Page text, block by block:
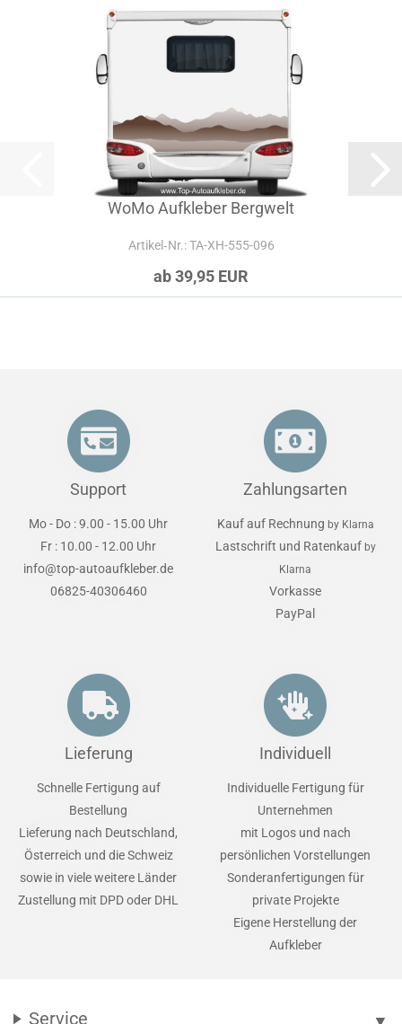
WoMo Aufkleber Bergwelt
Artikel‑Nr.: TA-XH-555-096
ab 39,95 EUR
Support
Mo - Do : 9.00 - 15.00 Uhr
Fr : 10.00 - 12.00 Uhr
info@top-autoaufkleber.de
06825-40306460
Zahlungsarten
Kauf auf Rechnung by Klarna
Lastschrift und Ratenkauf by
Klarna
Vorkasse
PayPal
Lieferung
Schnelle Fertigung auf
Bestellung
Lieferung nach Deutschland,
Österreich und die Schweiz
sowie in viele weitere Länder
Zustellung mit DPD oder DHL
Individuell
Individuelle Fertigung für
Unternehmen
mit Logos und nach
persönlichen Vorstellungen
Sonderanfertigungen für
private Projekte
Eigene Herstellung der
Aufkleber
Service